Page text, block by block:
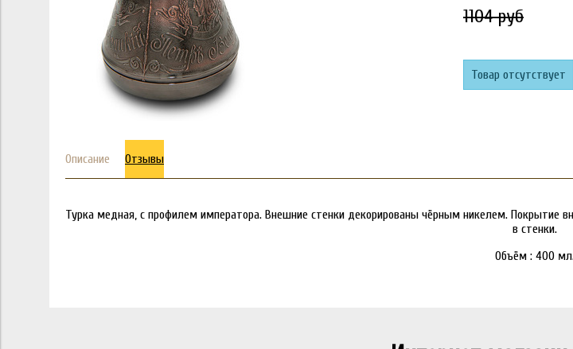
1104 руб
Товар отсутствует
Описание Отзывы
Турка медная, с профилем императора. Внешние стенки декорированы чёрным никелем. Покрытие
в стенки.
Объём : 400